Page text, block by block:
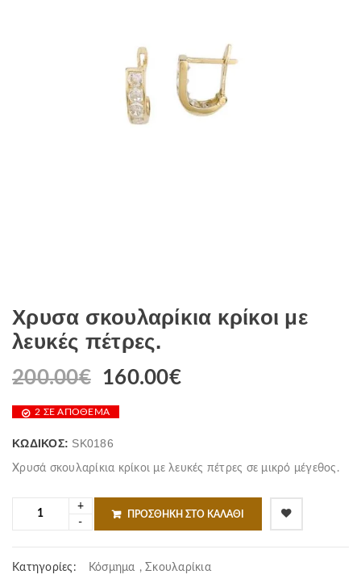
Χρυσα σκουλαρίκια κρίκοι με
λευκές πέτρες.
200.00€ 160.00€
2 ΣΕ ΑΠΌΘΕΜΑ
ΚΩΔΙΚΌΣ: SK0186
Χρυσά σκουλαρίκια κρίκοι με λευκές πέτρες σε μικρό μέγεθος.
ΠΡΟΣΘΉΚΗ ΣΤΟ ΚΑΛΆΘΙ
Κατηγορίες: Κόσμημα , Σκουλαρίκια